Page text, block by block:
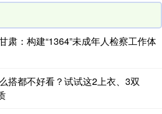
肃：构建“1364”未成年人检察工作体
搭都不好看？试试这2上衣、3双